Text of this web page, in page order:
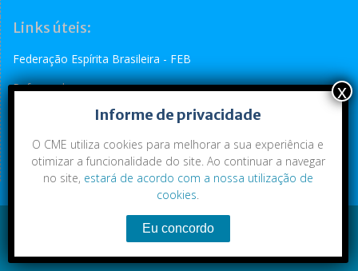
Links úteis:
Federação Espírita Brasileira - FEB
Reformador
Conselho Espírita Internacional - CEI
Conteúdo exclusivo da CME. Todos os direitos reservados.
Informe de privacidade
O CME utiliza cookies para melhorar a sua experiência e
otimizar a funcionalidade do site. Ao continuar a navegar
no site, estará de acordo com a nossa utilização de
cookies.